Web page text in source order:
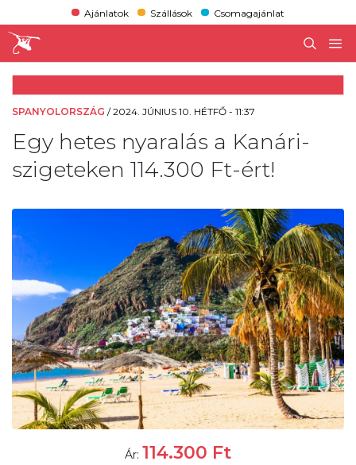
Ajánlatok Szállások Csomagajánlat
SPANYOLORSZÁG /2024. JÚNIUS 10. HÉTFŐ - 11:37
Egy hetes nyaralás a Kanári-
szigeteken 114.300 Ft-ért!
Ár: 114.300 Ft